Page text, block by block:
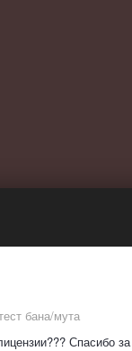
бана/мута
Спасибо